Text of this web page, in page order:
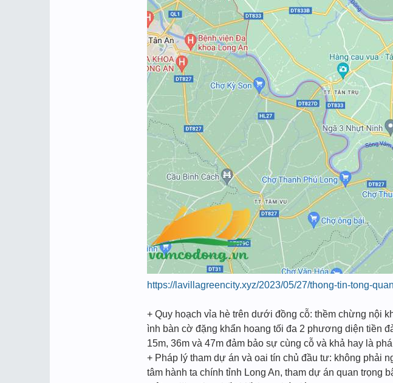
https://lavillagreencity.xyz/2023/05/27/thong-tin-tong-
+ Quy hoạch vỉa hè trên dưới đồng cỗ: thềm chừng nội
ình bàn cờ đặng khẩn hoang tối đa 2 phương diện tiền
15m, 36m và 47m đảm bảo sự cùng cỗ và khả hay là
+ Pháp lý tham dự án và oai tín chủ đầu tư: không phải
tâm hành ta chính tỉnh Long An, tham dự án quan trọng